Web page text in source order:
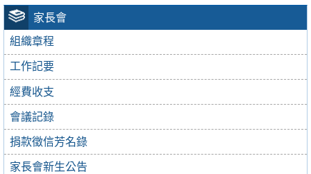
家長會
組織章程
工作記要
經費收支
會議記錄
捐款徵信芳名錄
家長會新生公告